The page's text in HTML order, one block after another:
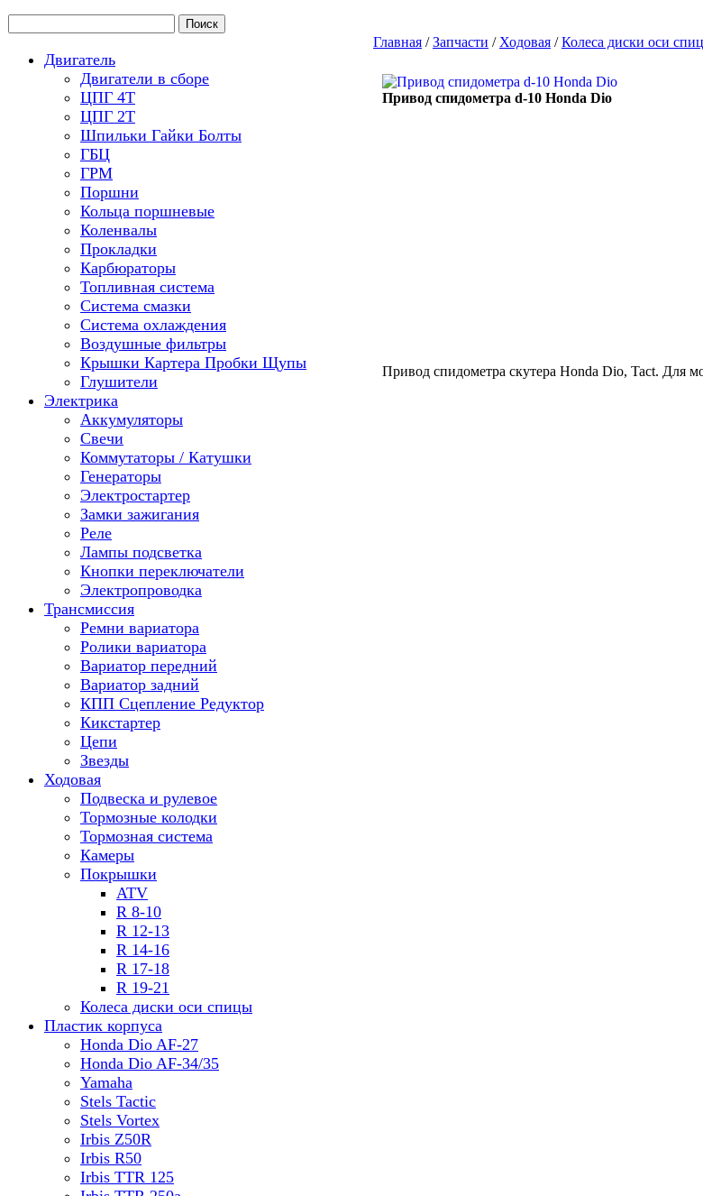
Двигатель
Двигатели в сборе
ЦПГ 4Т
ЦПГ 2Т
Шпильки Гайки Болты
ГБЦ
ГРМ
Поршни
Кольца поршневые
Коленвалы
Прокладки
Карбюраторы
Топливная система
Система смазки
Система охлаждения
Воздушные фильтры
Крышки Картера Пробки Щупы
Глушители
Электрика
Аккумуляторы
Свечи
Коммутаторы / Катушки
Генераторы
Электростартер
Замки зажигания
Реле
Лампы подсветка
Кнопки переключатели
Электропроводка
Трансмиссия
Ремни вариатора
Ролики вариатора
Вариатор передний
Вариатор задний
КПП Сцепление Редуктор
Кикстартер
Цепи
Звезды
Ходовая
Подвеска и рулевое
Тормозные колодки
Тормозная система
Камеры
Покрышки
ATV
R 8-10
R 12-13
R 14-16
R 17-18
R 19-21
Колеса диски оси спицы
Пластик корпуса
Honda Dio AF-27
Honda Dio AF-34/35
Yamaha
Stels Tactic
Stels Vortex
Irbis Z50R
Irbis R50
Irbis TTR 125
Главная /Запчасти / Ходовая /Колеса диски оси
Привод спидометра d-10 Honda Dio
Привод спидометра скутера Honda Dio, Tact. Для